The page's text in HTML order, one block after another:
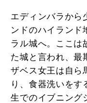
エディンバラから
ンドのハイランド
ラル城へ。ここは
た城と言われ、最
ザベス女王は自ら
り、食器洗いをす
生でのイブニング